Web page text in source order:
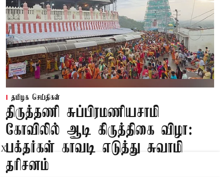
தமிழக செய்திகள்
திருத்தணி சுப்பிரமணியசாமி
கோவிலில் ஆடி கிருத்திகை விழா:
பக்தர்கள் காவடி எடுத்து சுவாமி
தரிசனம்
X